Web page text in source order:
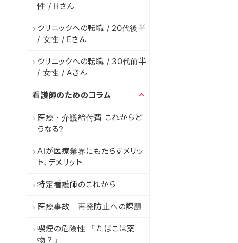
性 / Hさん
クリニックへの転職 / 20代後半
/ 女性 / Eさん
クリニックへの転職 / 30代前半
/ 女性 / Aさん
看護師のためのコラム
医療・介護給付費 これからど
うなる?
AIが医療業界にもたらすメリッ
ト、デメリット
特定看護師のこれから
医療事故 再発防止への課題
喫煙の危険性 「たばこは薬
物？」